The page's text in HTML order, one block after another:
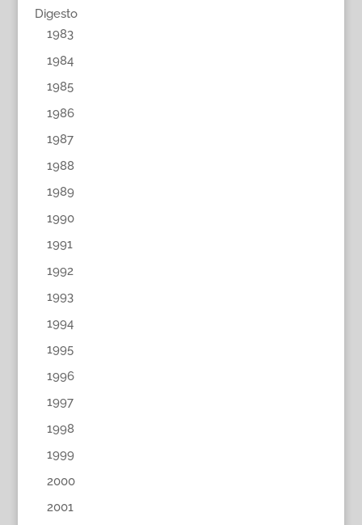
Digesto
1983
1984
1985
1986
1987
1988
1989
1990
1991
1992
1993
1994
1995
1996
1997
1998
1999
2000
2001